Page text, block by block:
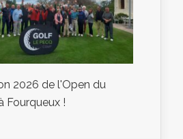
2026 de l'Open du
Fourqueux !